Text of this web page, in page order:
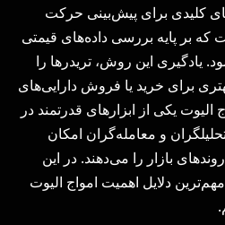
کلیدی برای پیش‌بینی حرکت
که بر پایه بررسی داده‌های قیمتی
یادگیری این روش، تریدرها را
برای خرید یا فروش دارایی‌های
یکی از ابزارهای قدرتمند در
و معامله‌گران امکان
بازار را می‌دهند. در این
دلایل اهمیت امواج الیوت